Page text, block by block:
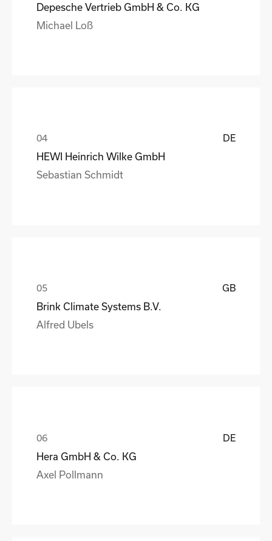
Depesche Vertrieb GmbH & Co. KG
Michael Loß
DE
HEWI Heinrich Wilke GmbH
Sebastian Schmidt
GB
Brink Climate Systems B.V.
Alfred Ubels
DE
Hera GmbH & Co. KG
Axel Pollmann